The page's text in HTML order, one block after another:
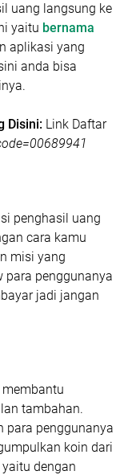
uang langsung ke
yaitu bernama
aplikasi yang
anda bisa
Disini: Link Daftar
penghasil uang
cara kamu
misi yang
para penggunanya
jadi jangan
tambahan.
para penggunanya
koin dari
dengan